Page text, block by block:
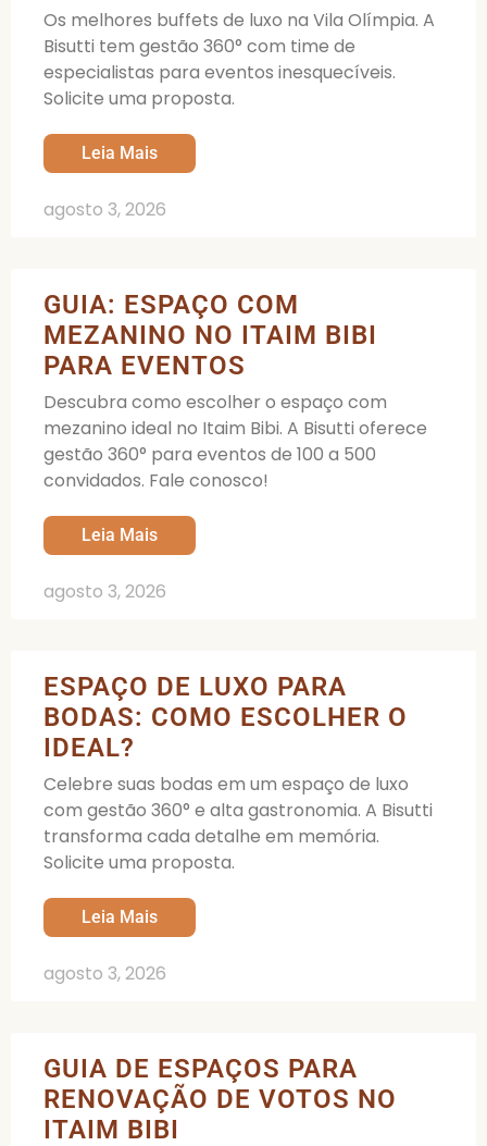
Os melhores buffets de luxo na Vila Olímpia. A
Bisutti tem gestão 360° com time de
especialistas para eventos inesquecíveis.
Solicite uma proposta.
Leia Mais
agosto 3, 2026
GUIA: ESPAÇO COM
MEZANINO NO ITAIM BIBI
PARA EVENTOS
Descubra como escolher o espaço com
mezanino ideal no Itaim Bibi. A Bisutti oferece
gestão 360° para eventos de 100 a 500
convidados. Fale conosco!
Leia Mais
agosto 3, 2026
ESPAÇO DE LUXO PARA
BODAS: COMO ESCOLHER O
IDEAL?
Celebre suas bodas em um espaço de luxo
com gestão 360° e alta gastronomia. A Bisutti
transforma cada detalhe em memória.
Solicite uma proposta.
Leia Mais
agosto 3, 2026
GUIA DE ESPAÇOS PARA
RENOVAÇÃO DE VOTOS NO
ITAIM BIBI